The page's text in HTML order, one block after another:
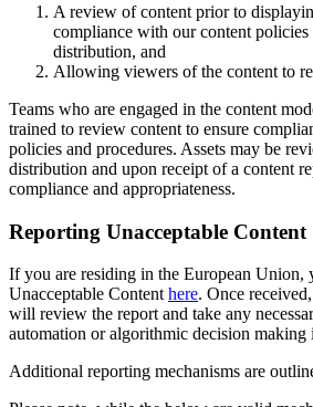
A review of content prior to
compliance with our content
distribution, and
Allowing viewers of the content to
Teams who are engaged in the content
trained to review content to ensure
policies and procedures. Assets may be
distribution and upon receipt of a content
compliance and appropriateness.
Reporting Unacceptable Content
If you are residing in the European Union,
Unacceptable Content here. Once
will review the report and take any
automation or algorithmic decision making
Additional reporting mechanisms are